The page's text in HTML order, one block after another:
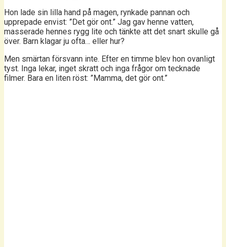
Hon lade sin lilla hand på magen, rynkade pannan och
upprepade envist: ”Det gör ont.” Jag gav henne vatten,
masserade hennes rygg lite och tänkte att det snart skulle gå
över. Barn klagar ju ofta… eller hur?
Men smärtan försvann inte. Efter en timme blev hon ovanligt
tyst. Inga lekar, inget skratt och inga frågor om tecknade
filmer. Bara en liten röst: ”Mamma, det gör ont.”